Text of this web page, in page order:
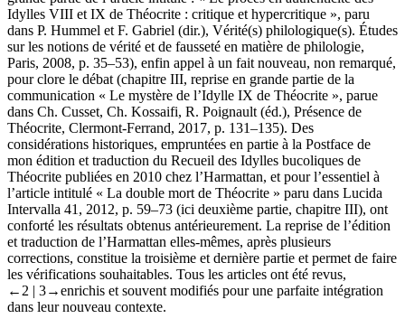
Idylles VIII et IX de Théocrite : critique et hypercritique », paru
dans P. Hummel et F. Gabriel (dir.), Vérité(s) philologique(s). Études
sur les notions de vérité et de fausseté en matière de philologie,
Paris, 2008, p. 35–53), enfin appel à un fait nouveau, non remarqué,
pour clore le débat (chapitre III, reprise en grande partie de la
communication « Le mystère de l’Idylle IX de Théocrite », parue
dans Ch. Cusset, Ch. Kossaifi, R. Poignault (éd.), Présence de
Théocrite, Clermont-Ferrand, 2017, p. 131–135). Des
considérations historiques, empruntées en partie à la Postface de
mon édition et traduction du Recueil des Idylles bucoliques de
Théocrite publiées en 2010 chez l’Harmattan, et pour l’essentiel à
l’article intitulé « La double mort de Théocrite » paru dans Lucida
Intervalla 41, 2012, p. 59–73 (ici deuxième partie, chapitre III), ont
conforté les résultats obtenus antérieurement. La reprise de l’édition
et traduction de l’Harmattan elles-mêmes, après plusieurs
corrections, constitue la troisième et dernière partie et permet de faire
les vérifications souhaitables. Tous les articles ont été revus,
←2 | 3→enrichis et souvent modifiés pour une parfaite intégration
dans leur nouveau contexte.